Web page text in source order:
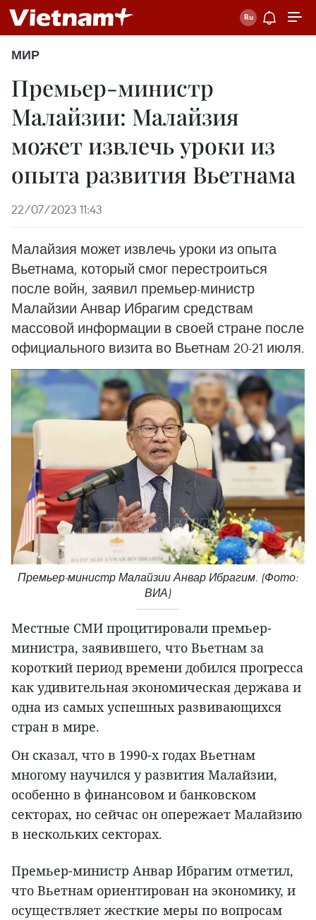
МИР
Премьер-министр
Малайзии: Малайзия
может извлечь уроки из
опыта развития Вьетнама
22/07/2023 11:43
Малайзия может извлечь уроки из опыта
Вьетнама, который смог перестроиться
после войн, заявил премьер-министр
Малайзии Анвар Ибрагим средствам
массовой информации в своей стране после
официального визита во Вьетнам 20-21 июля.
Премьер-министр Малайзии Анвар Ибрагим. (Фото:
ВИА)
Местные СМИ процитировали премьер-
министра, заявившего, что Вьетнам за
короткий период времени добился прогресса
как удивительная экономическая держава и
одна из самых успешных развивающихся
стран в мире.
Он сказал, что в 1990-х годах Вьетнам
многому научился у развития Малайзии,
особенно в финансовом и банковском
секторах, но сейчас он опережает Малайзию
в нескольких секторах.
Премьер-министр Анвар Ибрагим отметил,
что Вьетнам ориентирован на экономику, и
осуществляет жесткие меры по вопросам